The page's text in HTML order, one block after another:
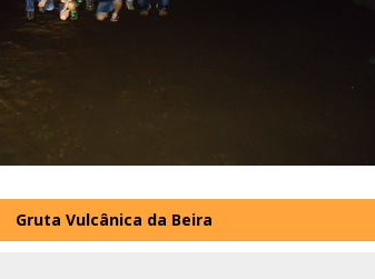
Gruta Vulcânica da Beira